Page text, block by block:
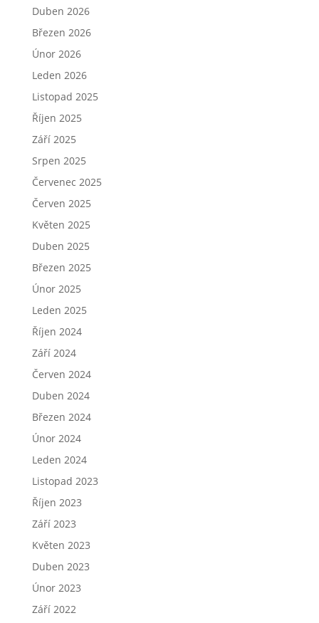
Duben 2026
Březen 2026
Únor 2026
Leden 2026
Listopad 2025
Říjen 2025
Září 2025
Srpen 2025
Červenec 2025
Červen 2025
Květen 2025
Duben 2025
Březen 2025
Únor 2025
Leden 2025
Říjen 2024
Září 2024
Červen 2024
Duben 2024
Březen 2024
Únor 2024
Leden 2024
Listopad 2023
Říjen 2023
Září 2023
Květen 2023
Duben 2023
Únor 2023
Září 2022